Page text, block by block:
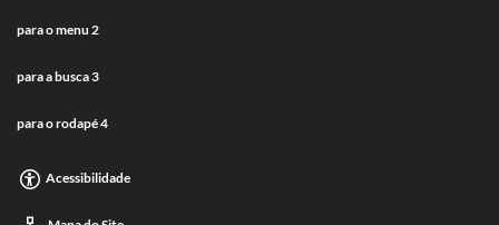
para o menu 2
para a busca3
para o rodapé4
Acessibilidade